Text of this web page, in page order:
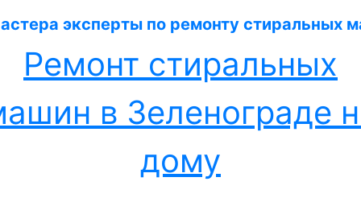
к
Ремонт стиральных
в Зеленограде
дому